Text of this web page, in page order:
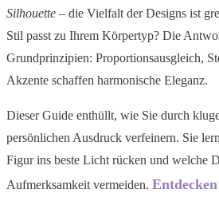
Silhouette – die Vielfalt der Designs ist
Stil passt zu Ihrem Körpertyp? Die
Grundprinzipien: Proportionsausgleich,
Akzente schaffen harmonische Eleganz.
Dieser Guide enthüllt, wie Sie durch
persönlichen Ausdruck verfeinern. Sie
Figur ins beste Licht rücken und welche
Aufmerksamkeit vermeiden.